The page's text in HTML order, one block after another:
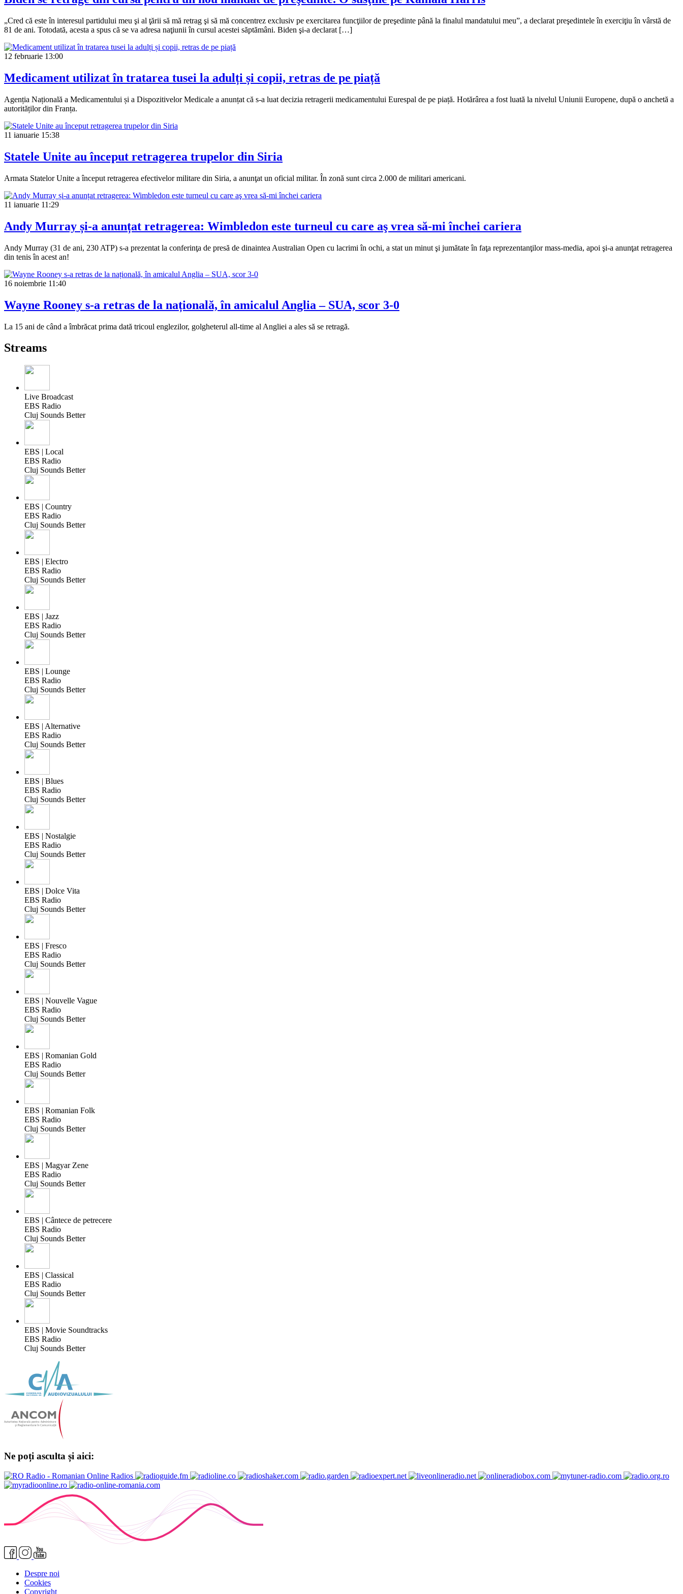
„Cred că este în interesul partidului meu şi al ţării să mă retrag şi să mă concentrez exclusiv pe exercitarea funcţiilor de preşedinte până la finalul mandatului meu”, a declarat preşedintele în exerciţiu în vârstă de
81 de ani. Totodată, acesta a spus că se va adresa naţiunii în cursul acestei săptămâni. Biden şi-a declarat […]
12 februarie 13:00
Medicament utilizat în tratarea tusei la adulți și copii, retras de pe piață
Agenția Națională a Medicamentului și a Dispozitivelor Medicale a anunțat că s-a luat decizia retragerii medicamentului Eurespal de pe piață. Hotărârea a fost luată la nivelul Uniunii Europene, după o anchetă a
autorităților din Franța.
11 ianuarie 15:38
Statele Unite au început retragerea trupelor din Siria
Armata Statelor Unite a început retragerea efectivelor militare din Siria, a anunţat un oficial militar. În zonă sunt circa 2.000 de militari americani.
11 ianuarie 11:29
Andy Murray și-a anunțat retragerea: Wimbledon este turneul cu care aş vrea să-mi închei cariera
Andy Murray (31 de ani, 230 ATP) s-a prezentat la conferinţa de presă de dinaintea Australian Open cu lacrimi în ochi, a stat un minut şi jumătate în faţa reprezentanţilor mass-media, apoi şi-a anunţat retragerea
din tenis în acest an!
16 noiembrie 11:40
Wayne Rooney s-a retras de la națională, în amicalul Anglia – SUA, scor 3-0
La 15 ani de când a îmbrăcat prima dată tricoul englezilor, golgheterul all-time al Angliei a ales să se retragă.
Streams
Live Broadcast
EBS Radio
Cluj Sounds Better
EBS | Local
EBS Radio
Cluj Sounds Better
EBS | Country
EBS Radio
Cluj Sounds Better
EBS | Electro
EBS Radio
Cluj Sounds Better
EBS | Jazz
EBS Radio
Cluj Sounds Better
EBS | Lounge
EBS Radio
Cluj Sounds Better
EBS | Alternative
EBS Radio
Cluj Sounds Better
EBS | Blues
EBS Radio
Cluj Sounds Better
EBS | Nostalgie
EBS Radio
Cluj Sounds Better
EBS | Dolce Vita
EBS Radio
Cluj Sounds Better
EBS | Fresco
EBS Radio
Cluj Sounds Better
EBS | Nouvelle Vague
EBS Radio
Cluj Sounds Better
EBS | Romanian Gold
EBS Radio
Cluj Sounds Better
EBS | Romanian Folk
EBS Radio
Cluj Sounds Better
EBS | Magyar Zene
EBS Radio
Cluj Sounds Better
EBS | Cântece de petrecere
EBS Radio
Cluj Sounds Better
EBS | Classical
EBS Radio
Cluj Sounds Better
EBS | Movie Soundtracks
EBS Radio
Cluj Sounds Better
Ne poți asculta și aici:
Despre noi
Cookies
Copyright